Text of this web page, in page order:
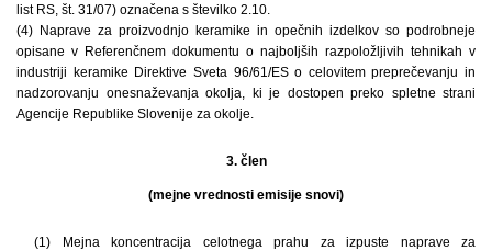
list RS, št. 31/07) označena s številko 2.10.
(4) Naprave za proizvodnjo keramike in opečnih izdelkov so podrobneje
opisane v Referenčnem dokumentu o najboljših razpoložljivih tehnikah v
industriji keramike Direktive Sveta 96/61/ES o celovitem preprečevanju in
nadzorovanju onesnaževanja okolja, ki je dostopen preko spletne strani
Agencije Republike Slovenije za okolje.
3. člen
(mejne vrednosti emisije snovi)
(1) Mejna koncentracija celotnega prahu za izpuste naprave za